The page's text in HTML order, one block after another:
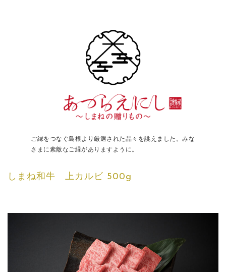
ご縁をつなぐ島根より厳選された品々を誂えました。みな
さまに素敵なご縁がありますように。
しまね和牛 上カルビ 500g